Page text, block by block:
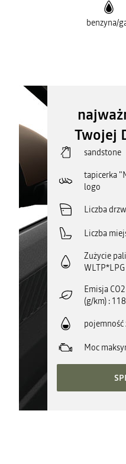
benzyna/
Twojej
sandstone
tapicerka
logo
Liczba
Liczba
Zużycie
Emisja
(g/km) 118
Moc